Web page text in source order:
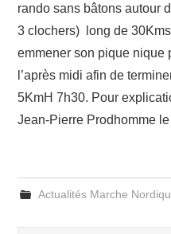
rando sans bâtons autour
3 clochers) long de
emmener son pique nique
l’après midi afin de
5KmH 7h30. Pour
Jean-Pierre
Actualités Marche